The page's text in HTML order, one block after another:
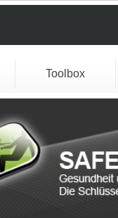
Toolbox